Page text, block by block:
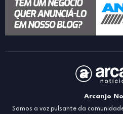
Arcanjo
Somos a voz pulsante da